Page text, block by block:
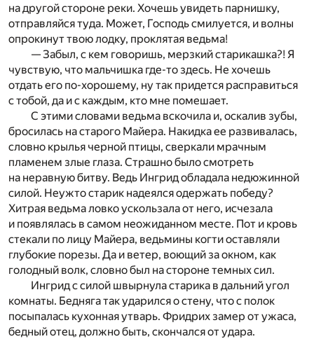
на другой стороне реки. Хочешь увидеть парнишку,
отправляйся туда. Может, Господь смилуется, и волны
опрокинут твою лодку, проклятая ведьма!
— Забыл, с кем говоришь, мерзкий старикашка?! Я
чувствую, что мальчишка где-то здесь. Не хочешь
отдать его по-хорошему, ну так придется расправиться
с тобой, да и с каждым, кто мне помешает.
С этими словами ведьма вскочила и, оскалив зубы,
бросилась на старого Майера. Накидка ее развивалась,
словно крылья черной птицы, сверкали мрачным
пламенем злые глаза. Страшно было смотреть
на неравную битву. Ведь Ингрид обладала недюжинной
силой. Неужто старик надеялся одержать победу?
Хитрая ведьма ловко ускользала от него, исчезала
и появлялась в самом неожиданном месте. Пот и кровь
стекали по лицу Майера, ведьмины когти оставляли
глубокие порезы. Да и ветер, воющий за окном, как
голодный волк, словно был на стороне темных сил.
Ингрид с силой швырнула старика в дальний угол
комнаты. Бедняга так ударился о стену, что с полок
посыпалась кухонная утварь. Фридрих замер от ужаса,
бедный отец, должно быть, скончался от удара.